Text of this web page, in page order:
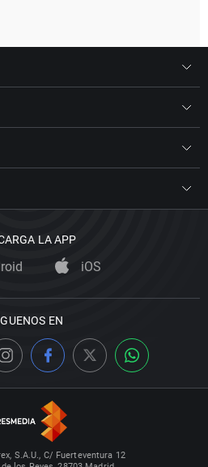
LA APP
iOS
EN
S.A.U., C/ Fuerteventura 12